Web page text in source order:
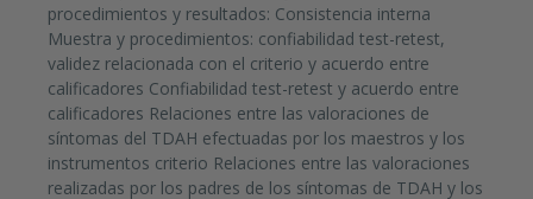
procedimientos y resultados: Consistencia interna
Muestra y procedimientos: confiabilidad test-retest,
validez relacionada con el criterio y acuerdo entre
calificadores Confiabilidad test-retest y acuerdo entre
calificadores Relaciones entre las valoraciones de
síntomas del TDAH efectuadas por los maestros y los
instrumentos criterio Relaciones entre las valoraciones
realizadas por los padres de los síntomas de TDAH y los